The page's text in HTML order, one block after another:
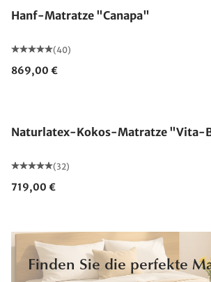
Hanf-Matratze "Canapa"
(40)
869,00 €
Naturlatex-Kokos-Matratze "Vita-
(32)
719,00 €
Finden Sie die perfekte